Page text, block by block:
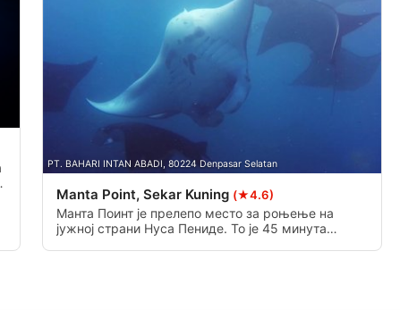
PT. BAHARI INTAN ABADI, 80224 Denpasar Selatan
Manta Point, Sekar Kuning (★4.6)
Манта Поинт је прелепо место за роњење на
јужној страни Нуса Пениде. То је 45 минута